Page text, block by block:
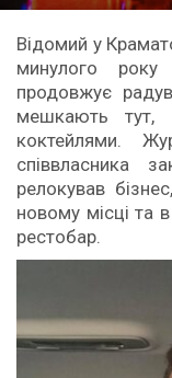
Відомий у
минулого
продовжує
мешкають тут,
коктейлями.
співвласника
релокував
новому місці та
рестобар.